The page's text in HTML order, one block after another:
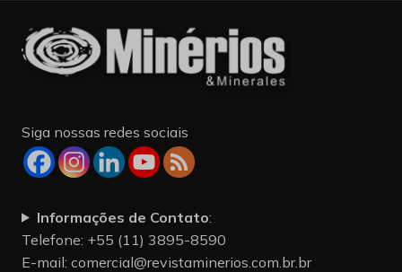
Siga nossas redes sociais
Informações de Contato:
Telefone: +55 (11) 3895-8590
E-mail: comercial@revistaminerios.com.br.br